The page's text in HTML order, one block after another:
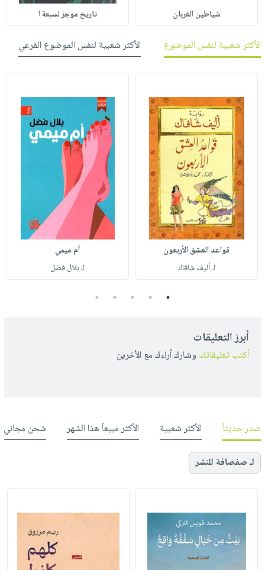
شياطين الغربان تاريخ موجز لسبعة ا
الأكثر شعبية لنفس الموضوع الأكثر شعبية لنفس الموضوع الفرعي
قواعد العشق الأربعون
لـ أليف شافاك
أم ميمي
لـ بلال فضل
1
2
3
4
5
أبرز التعليقات
أكتب تعليقاتك وشارك أراءك مع الأخرين
صدر حديثاً الأكثر شعبية الأكثر مبيعاً هذا الشهر شحن مجاني
لـ صفصافة للنشر